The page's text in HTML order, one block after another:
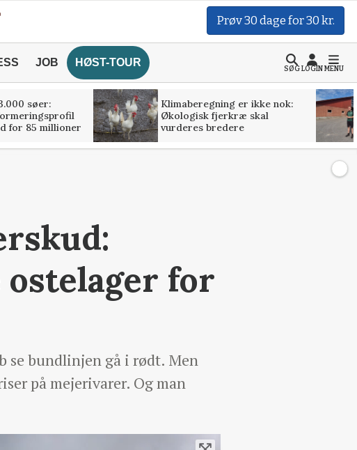
Prøv 30 dage for 30 kr.
JOB HØST-TOUR
SØGLOGINMENU
søer:
for 85 millioner
Klimaberegning er ikke nok:
Økologisk fjerkræ skal
vurderes bredere
for
se bundlinjen gå i rødt. Men
på mejerivarer. Og man